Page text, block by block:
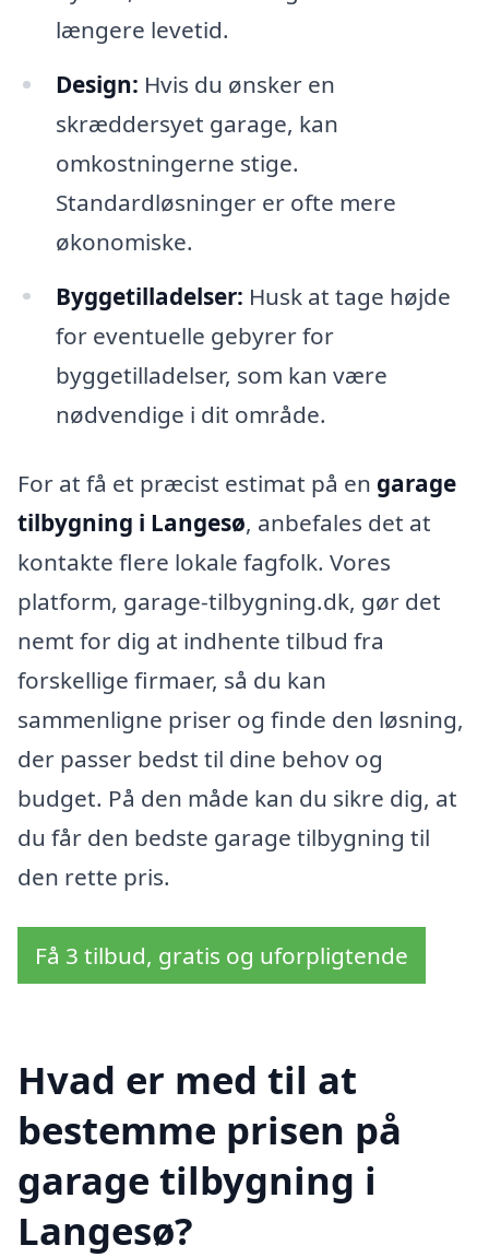
længere levetid.
Design: Hvis du ønsker en
skræddersyet garage, kan
omkostningerne stige.
Standardløsninger er ofte mere
økonomiske.
Byggetilladelser: Husk at tage højde
for eventuelle gebyrer for
byggetilladelser, som kan være
nødvendige i dit område.
For at få et præcist estimat på en garage
tilbygning i Langesø, anbefales det at
kontakte flere lokale fagfolk. Vores
platform, garage-tilbygning.dk, gør det
nemt for dig at indhente tilbud fra
forskellige firmaer, så du kan
sammenligne priser og finde den løsning,
der passer bedst til dine behov og
budget. På den måde kan du sikre dig, at
du får den bedste garage tilbygning til
den rette pris.
Få 3 tilbud, gratis og uforpligtende
Hvad er med til at
bestemme prisen på
garage tilbygning i
Langesø?